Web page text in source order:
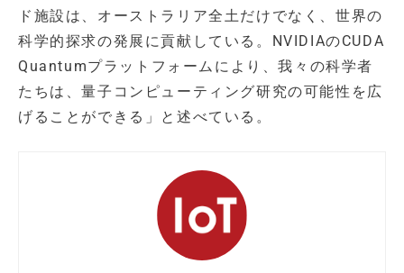
ド施設は、オーストラリア全土だけでなく、世界の
科学的探求の発展に貢献している。NVIDIAのCUDA
Quantumプラットフォームにより、我々の科学者
たちは、量子コンピューティング研究の可能性を広
げることができる」と述べている。